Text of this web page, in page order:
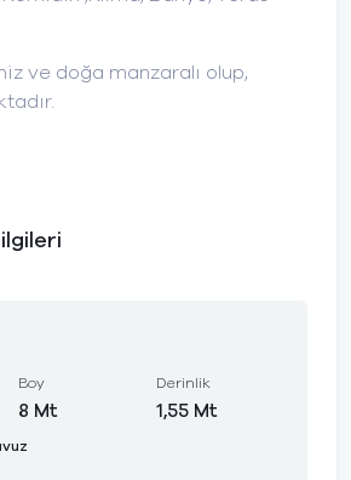
ve doğa manzaralı olup,
Boy
8 Mt
Derinlik
1,55 Mt